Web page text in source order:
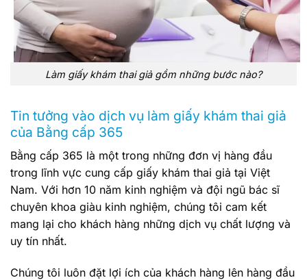
Làm giấy khám thai giả gồm những bước nào?
Tin tưởng vào dịch vụ làm giấy khám thai giả
của Bằng cấp 365
Bằng cấp 365 là một trong những đơn vị hàng đầu
trong lĩnh vực cung cấp giấy khám thai giả tại Việt
Nam. Với hơn 10 năm kinh nghiệm và đội ngũ bác sĩ
chuyên khoa giàu kinh nghiệm, chúng tôi cam kết
mang lại cho khách hàng những dịch vụ chất lượng và
uy tín nhất.
Chúng tôi luôn đặt lợi ích của khách hàng lên hàng đầu